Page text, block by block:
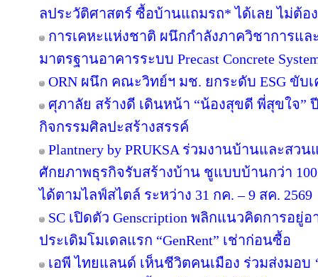
ลประวัติศาสตร์ ซื้อบ้านแถมรถ* ได้เลย ไม่ต้อ
การเคหะแห่งชาติ ผนึกกำลังภาควิชาการแ
มาตรฐานอาคารระบบ Precast Concrete
ORN ผนึก คณะวิทย์ฯ มช. ยกระดับ ESG ขับ
ศุภาลัย สร้างดี เดินหน้า “น้องสุขดี พี่สุขใจ”
กิจกรรมศิลปะสร้างสรรค์
Plantnery by PRUKSA ร่วมงานบ้านและสวน
ศักยภาพธุรกิจรับสร้างบ้าน ชูแบบบ้านกว่า
ได้ตามไลฟ์สไตล์ ระหว่าง 31 กค. – 9 สค. 2569
SC เปิดตัว Genscription พลิกแนวคิดการอ
ประเดิมโมเดลแรก “GenRent” เช่าก่อนซื้อ
เอพี ไทยแลนด์ เห็นชีวิตคนเมือง ร่วมส่งมอบ